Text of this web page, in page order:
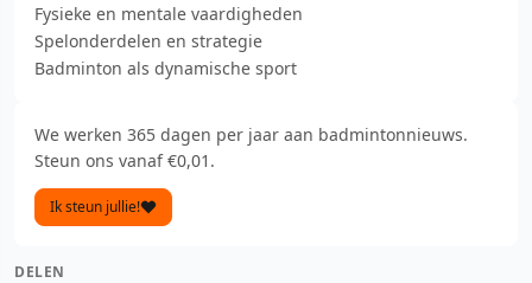
Fysieke en mentale vaardigheden
Spelonderdelen en strategie
Badminton als dynamische sport
We werken 365 dagen per jaar aan badmintonnieuws.
Steun ons vanaf €0,01.
Ik steun jullie!
DELEN